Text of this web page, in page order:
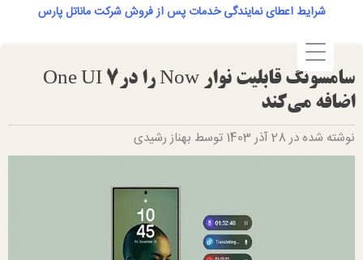
content
شرایط اعطای نمایندگی خدمات پس از فروش شرکت ماناتل پارس
سامسونگ قابلیت نوار Now را درOne UI 7
اضافه می‌کند
نوشته شده در 28 آذر 1403 توسط بهناز رشیدی